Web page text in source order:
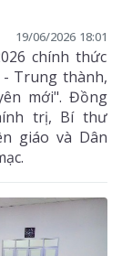
19/06/2026 18:01
chính thức
- Trung thành,
mới". Đồng
trị, Bí thư
giáo và Dân